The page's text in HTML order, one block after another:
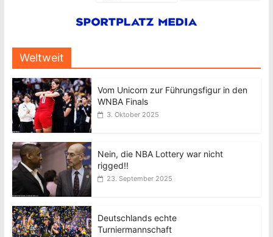
Weltweit
Vom Unicorn zur Führungsfigur in den
WNBA Finals
3. Oktober 2025
Nein, die NBA Lottery war nicht
rigged!!
23. September 2025
Deutschlands echte
Turniermannschaft